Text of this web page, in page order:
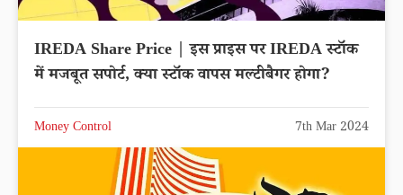
IREDA Share Price | इस प्राइस पर IREDA स्टॉक
में मजबूत सपोर्ट, क्या स्टॉक वापस मल्टीबैगर होगा?
Money Control 7th Mar 2024